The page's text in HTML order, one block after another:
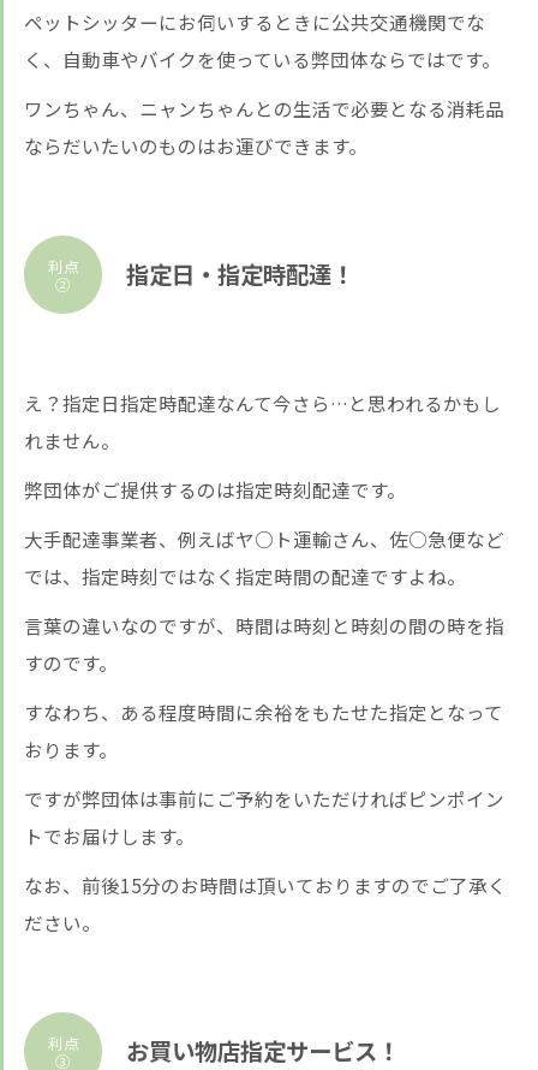
ペットシッターにお伺いするときに公共交通機関でな
く、自動車やバイクを使っている弊団体ならではです。
ワンちゃん、ニャンちゃんとの生活で必要となる消耗品
ならだいたいのものはお運びできます。
指定日・指定時配達！
利点
②
え？指定日指定時配達なんて今さら…と思われるかもし
れません。
弊団体がご提供するのは指定時刻配達です。
大手配達事業者、例えばヤ○ト運輸さん、佐○急便など
では、指定時刻ではなく指定時間の配達ですよね。
言葉の違いなのですが、時間は時刻と時刻の間の時を指
すのです。
すなわち、ある程度時間に余裕をもたせた指定となって
おります。
ですが弊団体は事前にご予約をいただければピンポイン
トでお届けします。
なお、前後15分のお時間は頂いておりますのでご了承く
ださい。
お買い物店指定サービス！
利点
③